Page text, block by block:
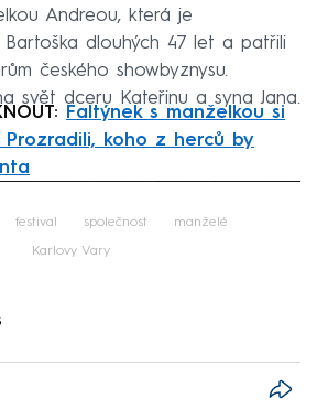
Andreou, která je
dlouhých 47 let a patřili
českého showbyznysu.
svět dceru Kateřinu a syna Jana.
Faltýnek s manželkou si
Prozradili, koho z herců by
festival společnost manželé
Karlovy Vary